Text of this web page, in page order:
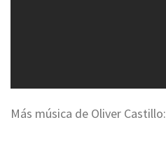
Más música de Oliver Castillo: